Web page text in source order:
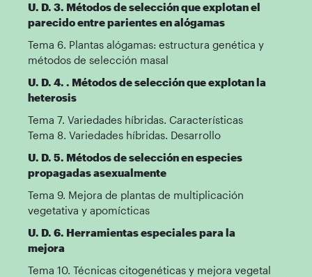
U. D. 3. Métodos de selección que explotan el
parecido entre parientes en alógamas
Tema 6. Plantas alógamas: estructura genética y
métodos de selección masal
U. D. 4. . Métodos de selección que explotan la
heterosis
Tema 7. Variedades híbridas. Características
Tema 8. Variedades híbridas. Desarrollo
U. D. 5. Métodos de selección en especies
propagadas asexualmente
Tema 9. Mejora de plantas de multiplicación
vegetativa y apomícticas
U. D. 6. Herramientas especiales para la
mejora
Tema 10. Técnicas citogenéticas y mejora vegetal